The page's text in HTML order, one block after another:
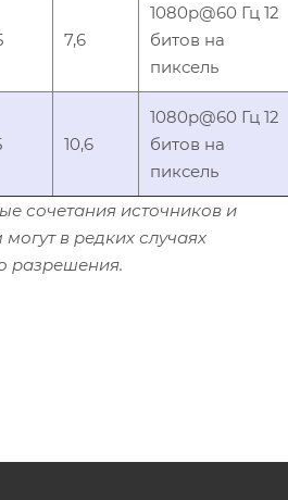
7,6
1080p@60 Гц 12
битов на
пиксель
10,6
1080p@60 Гц 12
битов на
пиксель
сочетания источников и
в редких случаях
разрешения.